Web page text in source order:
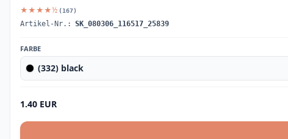
★★★★½ (167)
Artikel-Nr.: SK_080306_116517_25839
FARBE
(332) black
1.40 EUR